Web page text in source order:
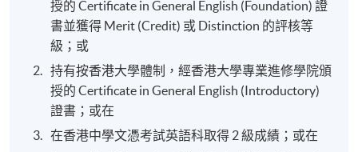
授的 Certificate in General English (Foundation) 證
書並獲得 Merit (Credit) 或 Distinction 的評核等
級；或
持有按香港大學體制，經香港大學專業進修學院頒
授的 Certificate in General English (Introductory)
證書；或在
在香港中學文憑考試英語科取得 2 級成績；或在